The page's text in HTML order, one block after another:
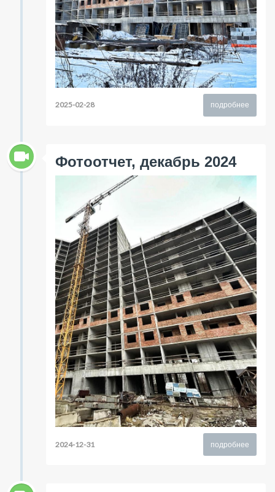
подробнее
2025-02-28
Фотоотчет, декабрь 2024
подробнее
2024-12-31